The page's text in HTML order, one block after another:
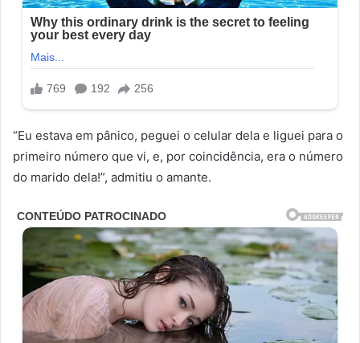
“Eu estava em pânico, peguei o celular dela e liguei para o
primeiro número que vi, e, por coincidência, era o número
do marido dela!”, admitiu o amante.